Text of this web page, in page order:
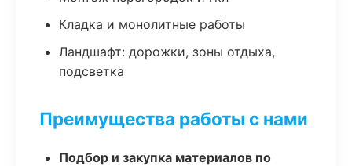
Кладка и монолитные работы
Ландшафт: дорожки, зоны отдыха,
подсветка
Преимущества работы с нами
Подбор и закупка материалов по